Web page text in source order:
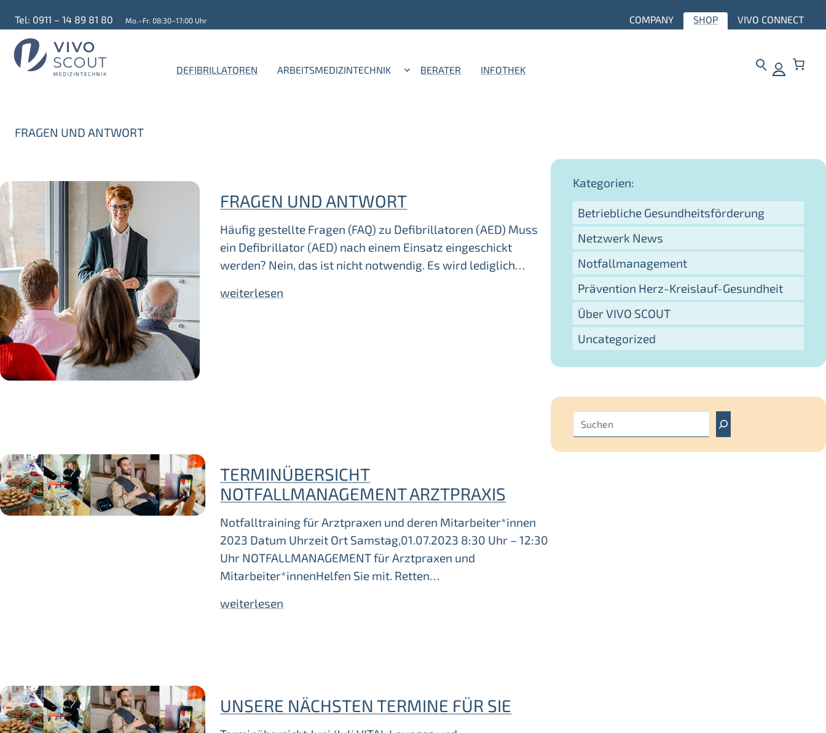
Tel: 0911 – 14 89 81 80 Mo.–Fr. 08:30–17:00 Uhr COMPANY SHOP VIVO CONNECT
DEFIBRILLATOREN ARBEITSMEDIZINTECHNIK BERATER INFOTHEK
FRAGEN UND ANTWORT
FRAGEN UND ANTWORT
Häufig gestellte Fragen (FAQ) zu Defibrillatoren (AED) Muss
ein Defibrillator (AED) nach einem Einsatz eingeschickt
werden? Nein, das ist nicht notwendig. Es wird lediglich…
weiterlesen
TERMINÜBERSICHT
NOTFALLMANAGEMENT ARZTPRAXIS
Notfalltraining für Arztpraxen und deren Mitarbeiter*innen
2023 Datum Uhrzeit Ort Samstag,01.07.2023 8:30 Uhr – 12:30
Uhr NOTFALLMANAGEMENT für Arztpraxen und
Mitarbeiter*innenHelfen Sie mit. Retten…
weiterlesen
UNSERE NÄCHSTEN TERMINE FÜR SIE
Kategorien:
Betriebliche Gesundheitsförderung
Netzwerk News
Notfallmanagement
Prävention Herz-Kreislauf-Gesundheit
Über VIVO SCOUT
Uncategorized
u
c